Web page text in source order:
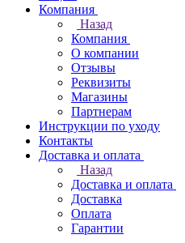
Компания
Назад
Компания
О компании
Отзывы
Реквизиты
Магазины
Партнерам
Инструкции по уходу
Контакты
Доставка и оплата
Назад
Доставка и оплата
Доставка
Оплата
Гарантии